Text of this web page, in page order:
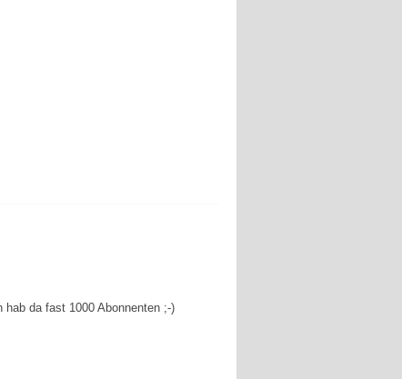
da fast 1000 Abonnenten ;-)